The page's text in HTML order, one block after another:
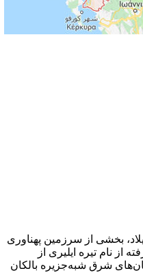
بخشی از سرزمین پهناوری
از نام تیره ایلیری از
شرق شبه‌جزیره بالکان